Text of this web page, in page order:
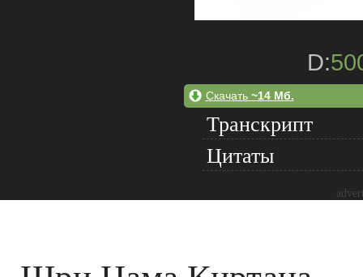
D:
Скачать ~14 Мб.
Транскрипт
Цитаты